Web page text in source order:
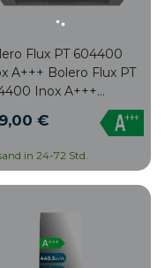
Kohlefilter für
Flux PT 604400
A+++ Bolero Flux PT
Inox A+++
60
Oberfläche
Edelstahl und weißer
BLDC-Motor,
€
in 24-72 Std.